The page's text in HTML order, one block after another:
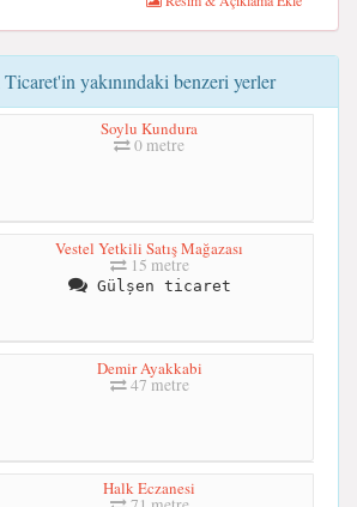
yakınındaki benzeri yerler
Soylu Kundura
0 metre
Vestel Yetkili Satış Mağazası
15 metre
Gülșen ticaret
Demir Ayakkabi
47 metre
Halk Eczanesi